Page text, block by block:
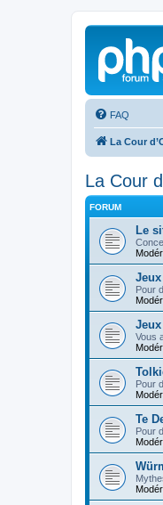
FAQ
La Cour
La Cour
FORUM
Le
Pour
Vous
Pour
Te
Pour